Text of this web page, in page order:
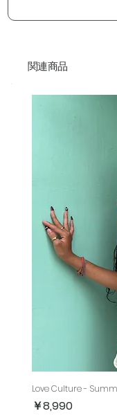
関連商品
Love Culture -
価格
￥8,990